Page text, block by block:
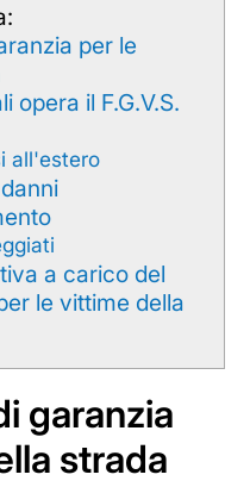
per le
opera il F.G.V.S.
all'estero
a carico del
le vittime della
garanzia
strada